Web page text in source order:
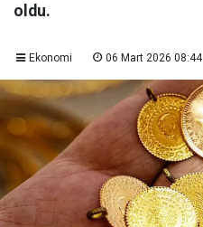
oldu.
Ekonomi 06 Mart 2026 08:44